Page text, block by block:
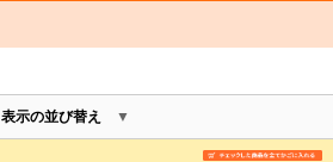
表示の並び替え